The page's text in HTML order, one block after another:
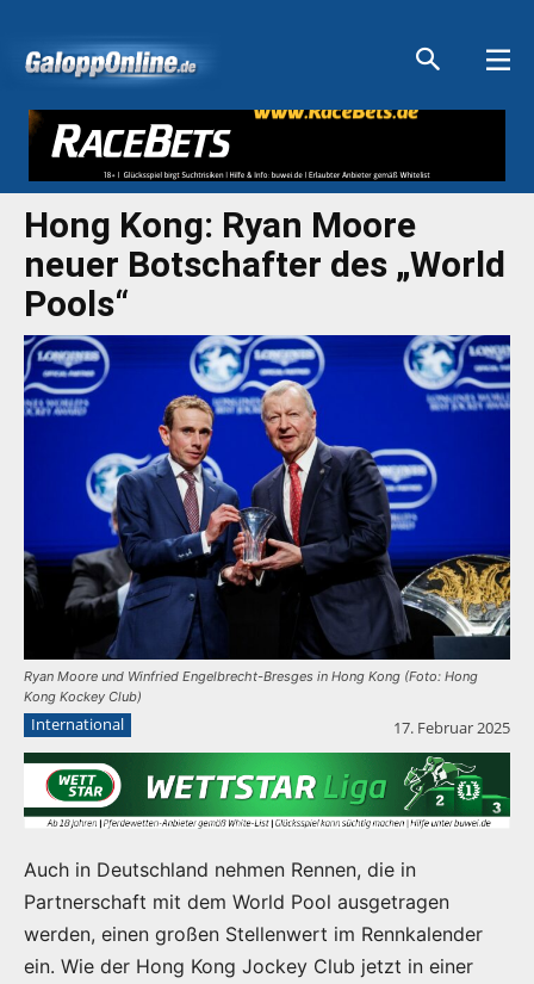
Hong Kong: Ryan Moore
neuer Botschafter des „World
Pools“
Ryan Moore und Winfried Engelbrecht-Bresges in Hong Kong (Foto: Hong
Kong Kockey Club)
International 17. Februar 2025
Auch in Deutschland nehmen Rennen, die in
Partnerschaft mit dem World Pool ausgetragen
werden, einen großen Stellenwert im Rennkalender
ein. Wie der Hong Kong Jockey Club jetzt in einer